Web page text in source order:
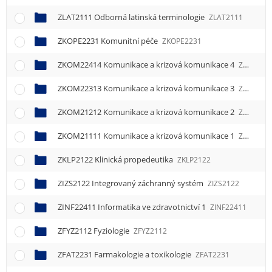
ZLAT2111 Odborná latinská terminologie ZLAT2111
ZKOPE2231 Komunitní péče ZKOPE2231
ZKOM22414 Komunikace a krizová komunikace 4 ZKOM22414
ZKOM22313 Komunikace a krizová komunikace 3 ZKOM22313
ZKOM21212 Komunikace a krizová komunikace 2 ZKOM21212
ZKOM21111 Komunikace a krizová komunikace 1 ZKOM21111
ZKLP2122 Klinická propedeutika ZKLP2122
ZIZS2122 Integrovaný záchranný systém ZIZS2122
ZINF22411 Informatika ve zdravotnictví 1 ZINF22411
ZFYZ2112 Fyziologie ZFYZ2112
ZFAT2231 Farmakologie a toxikologie ZFAT2231